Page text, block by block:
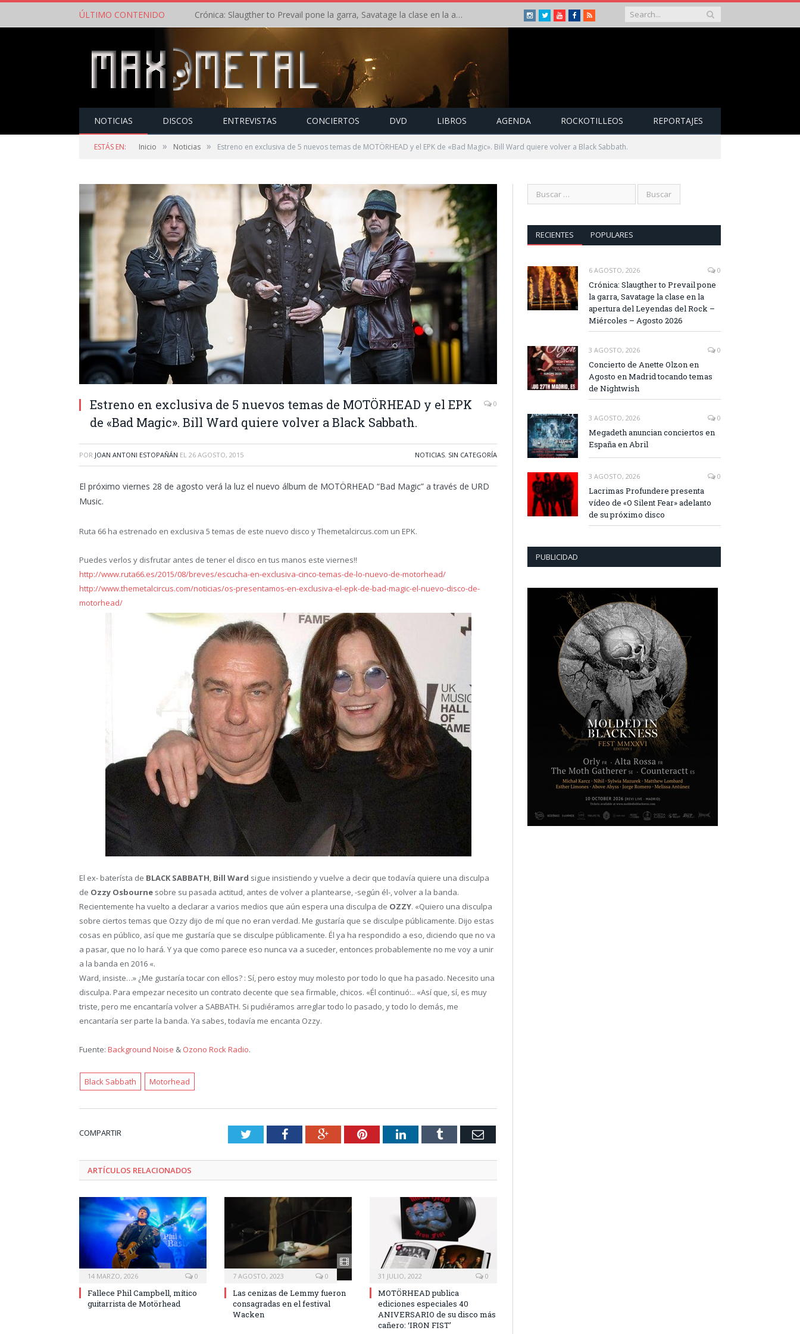
ÚLTIMO CONTENIDO Crónica: Slaugther to Prevail pone la garra, Savatage la clase en la apertura del Leyendas del Rock – Miércoles – Agosto 2026 Instagram
TwitterYoutubeFacebook
RSS
NOTICIAS DISCOS ENTREVISTAS CONCIERTOS DVD LIBROS AGENDA ROCKOTILLEOS REPORTAJES
ESTÁS EN: Inicio » Noticias » Estreno en exclusiva de 5 nuevos temas de MOTÖRHEAD y el EPK de «Bad Magic». Bill Ward quiere volver a Black Sabbath.
Estreno en exclusiva de 5 nuevos temas de MOTÖRHEAD y el EPK
de «Bad Magic». Bill Ward quiere volver a Black Sabbath.
0
POR JOAN ANTONI ESTOPAÑÁN EL 26 AGOSTO, 2015 NOTICIAS, SIN CATEGORÍA
El próximo viernes 28 de agosto verá la luz el nuevo álbum de MOTÖRHEAD “Bad Magic” a través de URD
Music.
Ruta 66 ha estrenado en exclusiva 5 temas de este nuevo disco y Themetalcircus.com un EPK.
Puedes verlos y disfrutar antes de tener el disco en tus manos este viernes!!
http://www.ruta66.es/2015/08/breves/escucha-en-exclusiva-cinco-temas-de-lo-nuevo-de-motorhead/
http://www.themetalcircus.com/noticias/os-presentamos-en-exclusiva-el-epk-de-bad-magic-el-nuevo-disco-de-
motorhead/
El ex- baterísta de BLACK SABBATH, Bill Ward sigue insistiendo y vuelve a decir que todavía quiere una disculpa
de Ozzy Osbourne sobre su pasada actitud, antes de volver a plantearse, -según él-, volver a la banda.
Recientemente ha vuelto a declarar a varios medios que aún espera una disculpa de OZZY. «Quiero una disculpa
sobre ciertos temas que Ozzy dijo de mí que no eran verdad. Me gustaría que se disculpe públicamente. Dijo estas
cosas en público, así que me gustaría que se disculpe públicamente. Él ya ha respondido a eso, diciendo que no va
a pasar, que no lo hará. Y ya que como parece eso nunca va a suceder, entonces probablemente no me voy a unir
a la banda en 2016 «.
Ward, insiste…» ¿Me gustaría tocar con ellos? : Sí, pero estoy muy molesto por todo lo que ha pasado. Necesito una
disculpa. Para empezar necesito un contrato decente que sea firmable, chicos. «Él continuó:.. «Así que, sí, es muy
triste, pero me encantaría volver a SABBATH. Si pudiéramos arreglar todo lo pasado, y todo lo demás, me
encantaría ser parte la banda. Ya sabes, todavía me encanta Ozzy.
Fuente: Background Noise & Ozono Rock Radio.
Black Sabbath Motorhead
COMPARTIR TwitterFacebookGoogle+PinterestLinkedInTumblr Email
ARTÍCULOS RELACIONADOS
14 MARZO, 2026 0
Fallece Phil Campbell, mítico
guitarrista de Motörhead
7 AGOSTO, 2023 0
Las cenizas de Lemmy fueron
consagradas en el festival
Wacken
31 JULIO, 2022 0
MOTÖRHEAD publica
ediciones especiales 40
ANIVERSARIO de su disco más
cañero: ‘IRON FIST’
RECIENTES POPULARES
6 AGOSTO, 2026 0
Crónica: Slaugther to Prevail pone
la garra, Savatage la clase en la
apertura del Leyendas del Rock –
Miércoles – Agosto 2026
3 AGOSTO, 2026 0
Concierto de Anette Olzon en
Agosto en Madrid tocando temas
de Nightwish
3 AGOSTO, 2026 0
Megadeth anuncian conciertos en
España en Abril
3 AGOSTO, 2026 0
Lacrimas Profundere presenta
vídeo de «O Silent Fear» adelanto
de su próximo disco
PUBLICIDAD